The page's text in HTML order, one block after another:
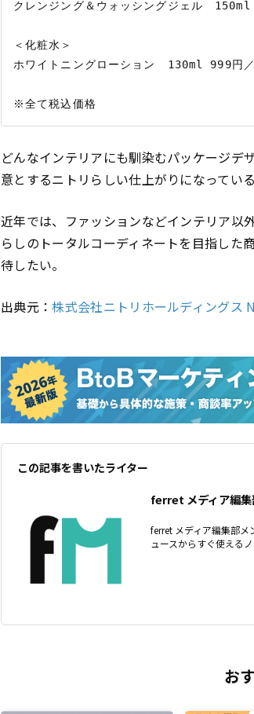
クレンジング＆ウォッシングジェル　
＜化粧水＞
ホワイトニングローション　130ml 999円
どんなインテリアにも馴染むパッケージ
意とするニトリらしい仕上がりになっている
近年では、ファッションなどインテリア以
らしのトータルコーディネートを目指した
待したい。
出典元：株式会社ニトリホールディングス
この記事を書いたライター
ferret メディア編集
ferret メディア編集部メ
ュースからすぐ使える
お